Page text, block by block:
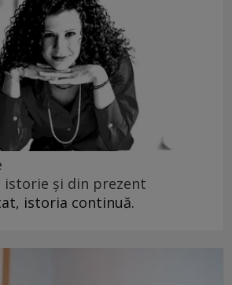
istorie și din prezent
istoria continuă.